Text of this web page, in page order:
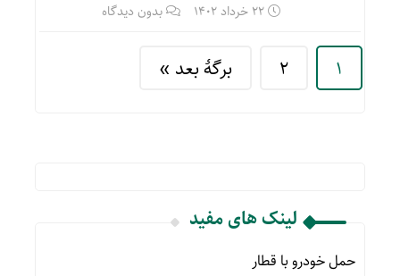
22 خرداد 1402 بدون دیدگاه
1
2 برگهٔ بعد »
لینک های مفید
حمل خودرو با قطار